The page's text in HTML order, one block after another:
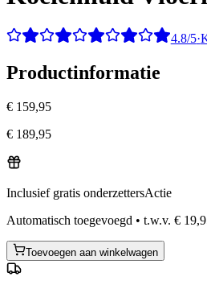
4.8/5·
Productinformatie
€ 159,95
€ 189,95
Inclusief gratis onderzettersActie
Automatisch toegevoegd • t.w.v. €
Toevoegen aan winkelwagen